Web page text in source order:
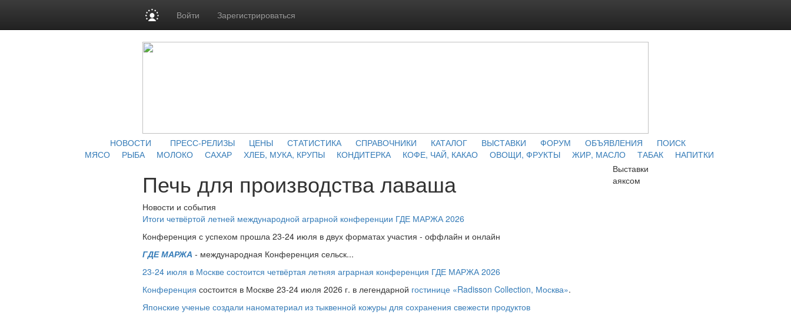
Войти Зарегистрироваться
НОВОСТИ ПРЕСС-РЕЛИЗЫ ЦЕНЫ СТАТИСТИКА СПРАВОЧНИКИ КАТАЛОГ ВЫСТАВКИ ФОРУМ ОБЪЯВЛЕНИЯ
ПОИСК
МЯСО
РЫБА МОЛОКО САХАР ХЛЕБ, МУКА, КРУПЫ КОНДИТЕРКА КОФЕ, ЧАЙ, КАКАО ОВОЩИ, ФРУКТЫ ЖИР, МАСЛО ТАБАК НАПИТКИ
Печь для производства лаваша
Новости и события
Итоги четвёртой летней международной аграрной конференции ГДЕ МАРЖА 2026
Конференция с успехом прошла 23-24 июля в двух форматах участия - оффлайн и онлайн
ГДЕ МАРЖА - международная Конференция сельск...
23-24 июля в Москве состоится четвёртая летняя аграрная конференция ГДЕ МАРЖА 2026
Конференция состоится в Москве 23-24 июля 2026 г. в легендарной гостинице «Radisson Collection, Москва».
Японские ученые создали наноматериал из тыквенной кожуры для сохранения свежести продуктов
Выставки
аяксом